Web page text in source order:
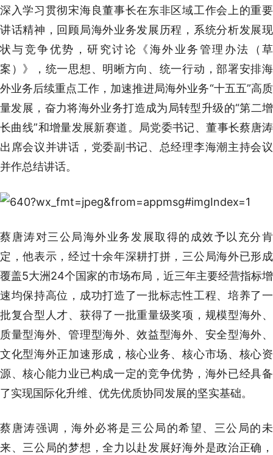
深入学习贯彻宋海良董事长在东非区域工作会上的重要
讲话精神，回顾局海外业务发展历程，系统分析发展现
状与竞争优势，研究讨论《海外业务管理办法（草
案）》，统一思想、明晰方向、统一行动，部署安排海
外业务后续重点工作，加速推进局海外业务“十五五”高质
量发展，奋力将海外业务打造成为局转型升级的“第二增
长曲线”和增量发展新赛道。局党委书记、董事长蔡唐涛
出席会议并讲话，党委副书记、总经理李海潮主持会议
并作总结讲话。
蔡唐涛对三公局海外业务发展取得的成效予以充分肯
定，他表示，经过十余年深耕打拼，三公局海外已形成
覆盖5大洲24个国家的市场布局，近三年主要经营指标增
速均保持高位，成功打造了一批标志性工程、培养了一
批复合型人才、获得了一批重量级奖项，规模型海外、
质量型海外、管理型海外、效益型海外、安全型海外、
文化型海外正加速形成，核心业务、核心市场、核心资
源、核心能力业已构成一定的竞争优势，海外已经具备
了实现国际化升维、优先优质协同发展的坚实基础。
蔡唐涛强调，海外必将是三公局的希望、三公局的未
来、三公局的梦想，全力以赴发展好海外是政治正确，